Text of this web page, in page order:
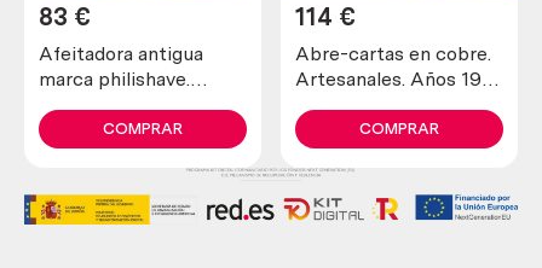
Afeitadora antigua
marca philishave.
colección
83 €
COMPRAR
Abre-cartas en cobre.
Artesanales. Años 1900
letters in copper
114 €
COMPRAR